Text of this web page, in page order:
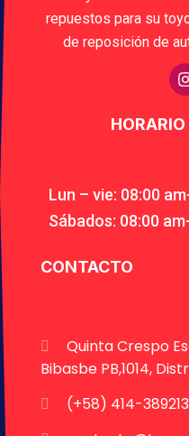
repuestos para su
de reposición de
Lun – vie: 08:00
Sábados: 08:00
CONTACTO
Quinta Crespo
Bibasbe PB,1014,
(+58) 414-